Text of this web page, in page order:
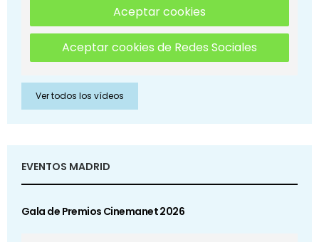
Aceptar cookies
Aceptar cookies de Redes Sociales
Ver todos los vídeos
EVENTOS MADRID
Gala de Premios Cinemanet 2026